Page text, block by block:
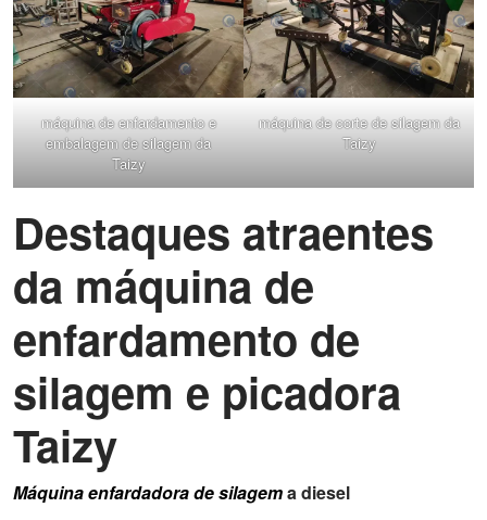
máquina de enfardamento e
embalagem de silagem da
Taizy
máquina de corte de silagem da
Taizy
Destaques atraentes
da máquina de
enfardamento de
silagem e picadora
Taizy
Máquina enfardadora de silagema diesel